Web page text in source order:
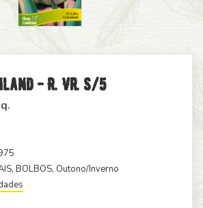
- R. Vr. S/5
, BOLBOS, Outono/Inverno